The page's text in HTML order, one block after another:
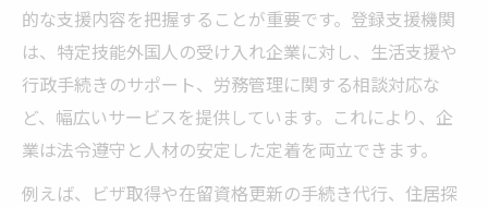
的な支援内容を把握することが重要です。登録支援機関
は、特定技能外国人の受け入れ企業に対し、生活支援や
行政手続きのサポート、労務管理に関する相談対応な
ど、幅広いサービスを提供しています。これにより、企
業は法令遵守と人材の安定した定着を両立できます。
例えば、ビザ取得や在留資格更新の手続き代行、住居探